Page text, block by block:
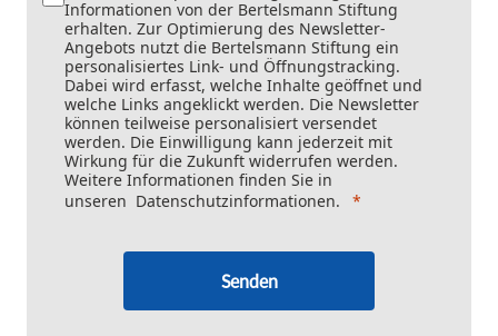
Informationen von der Bertelsmann Stiftung
erhalten. Zur Optimierung des Newsletter-
Angebots nutzt die Bertelsmann Stiftung ein
personalisiertes Link- und Öffnungstracking.
Dabei wird erfasst, welche Inhalte geöffnet und
welche Links angeklickt werden. Die Newsletter
können teilweise personalisiert versendet
werden. Die Einwilligung kann jederzeit mit
Wirkung für die Zukunft widerrufen werden.
Weitere Informationen finden Sie in
unseren Datenschutzinformationen.
Senden